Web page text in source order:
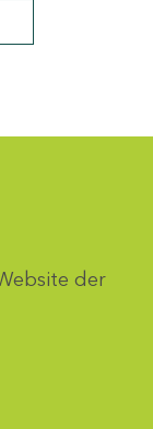
der